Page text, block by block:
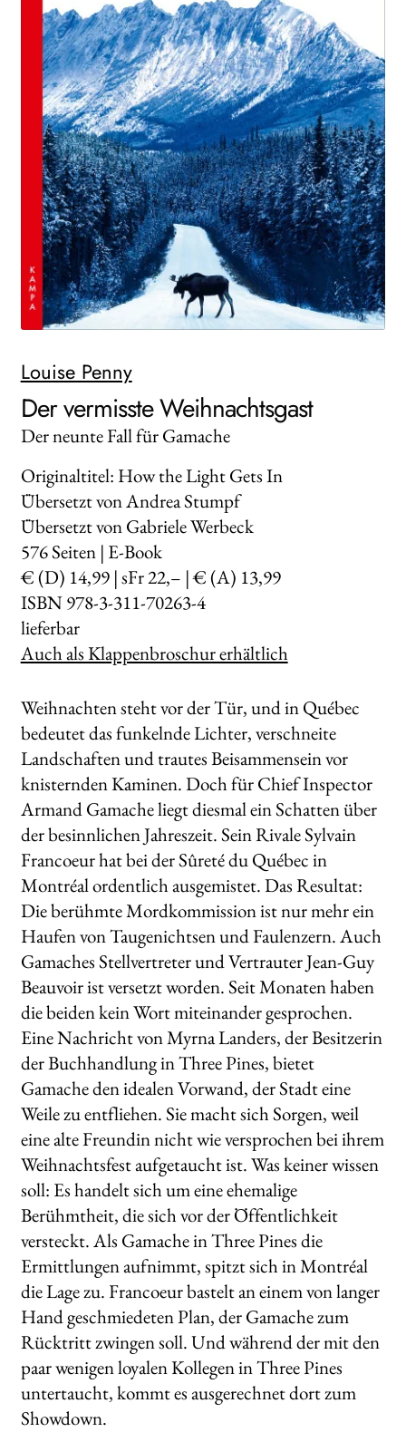
WEITERE VERLAGE
Search:
Louise Penny
Der vermisste Weihnachtsgast
Der neunte Fall für Gamache
Originaltitel: How the Light Gets In
Übersetzt von Andrea Stumpf
Übersetzt von Gabriele Werbeck
576Seiten | E-Book
€ (D) 14,99 | sFr 22,– | € (A) 13,99
ISBN 978-3-311-70263-4
lieferbar
Auch als Klappenbroschur erhältlich
Weihnachten steht vor der Tür, und in Québec
bedeutet das funkelnde Lichter, verschneite
Landschaften und trautes Beisammensein vor
knisternden Kaminen. Doch für Chief Inspector
Armand Gamache liegt diesmal ein Schatten über
der besinnlichen Jahreszeit. Sein Rivale Sylvain
Francoeur hat bei der Sûreté du Québec in
Montréal ordentlich ausgemistet. Das Resultat:
Die berühmte Mordkommission ist nur mehr ein
Haufen von Taugenichtsen und Faulenzern. Auch
Gamaches Stellvertreter und Vertrauter Jean-Guy
Beauvoir ist versetzt worden. Seit Monaten haben
die beiden kein Wort miteinander gesprochen.
Eine Nachricht von Myrna Landers, der Besitzerin
der Buchhandlung in Three Pines, bietet
Gamache den idealen Vorwand, der Stadt eine
Weile zu entfliehen. Sie macht sich Sorgen, weil
eine alte Freundin nicht wie versprochen bei ihrem
Weihnachtsfest aufgetaucht ist. Was keiner wissen
soll: Es handelt sich um eine ehemalige
Berühmtheit, die sich vor der Öffentlichkeit
versteckt. Als Gamache in Three Pines die
Ermittlungen aufnimmt, spitzt sich in Montréal
die Lage zu. Francoeur bastelt an einem von langer
Hand geschmiedeten Plan, der Gamache zum
Rücktritt zwingen soll. Und während der mit den
paar wenigen loyalen Kollegen in Three Pines
untertaucht, kommt es ausgerechnet dort zum
Showdown.